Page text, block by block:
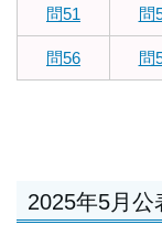
問51 問
問56 問
2025年5月公